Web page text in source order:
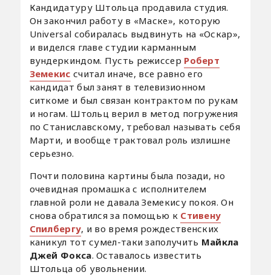
Кандидатуру Штольца продавила студия.
Он закончил работу в «Маске», которую
Universal собиралась выдвинуть на «Оскар»,
и виделся главе студии карманным
вундеркиндом. Пусть режиссер Роберт
Земекис считал иначе, все равно его
кандидат был занят в телевизионном
ситкоме и был связан контрактом по рукам
и ногам. Штольц верил в метод погружения
по Станиславскому, требовал называть себя
Марти, и вообще трактовал роль излишне
серьезно.
Почти половина картины была позади, но
очевидная промашка с исполнителем
главной роли не давала Земекису покоя. Он
снова обратился за помощью к Стивену
Спилбергу, и во время рождественских
каникул тот сумел-таки заполучить Майкла
Джей Фокса. Оставалось известить
Штольца об увольнении.